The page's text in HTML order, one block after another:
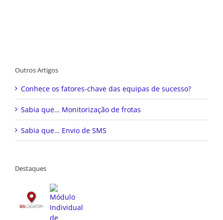
Outros Artigos
Conhece os fatores-chave das equipas de sucesso?
Sabia que… Monitorização de frotas
Sabia que… Envio de SMS
Destaques